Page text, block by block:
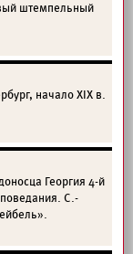
штемпельный
начало XIX в.
Георгия 4-й
С.-